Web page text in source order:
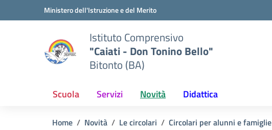
Vai ai contenuti
Vai al menu di navigazioneMinistero dell'Istruzione e del Merito
Istituto Comprensivo
"Caiati - Don Tonino Bello"
Bitonto (BA)
Scuola Servizi Novità Didattica
Home Novità Le circolari Circolari per alunni e famiglie